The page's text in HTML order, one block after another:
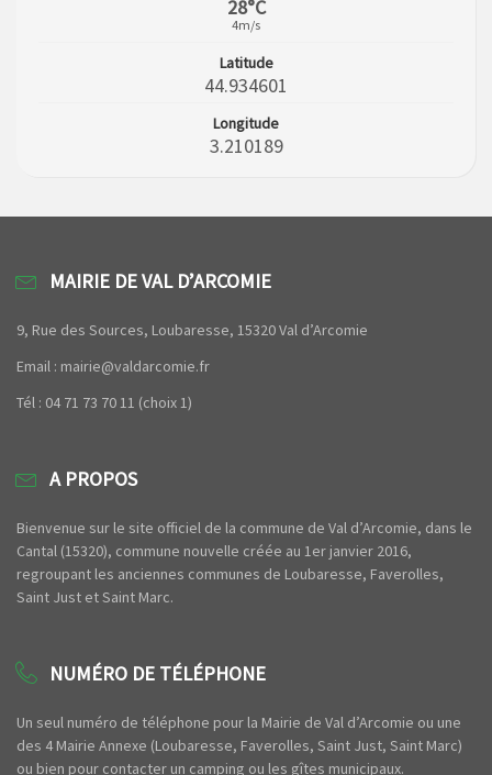
28°C
4m/s
Latitude
44.934601
Longitude
3.210189
MAIRIE DE VAL D’ARCOMIE
9, Rue des Sources, Loubaresse, 15320 Val d’Arcomie
Email : mairie@valdarcomie.fr
Tél : 04 71 73 70 11 (choix 1)
A PROPOS
Bienvenue sur le site officiel de la commune de Val d’Arcomie, dans le
Cantal (15320), commune nouvelle créée au 1er janvier 2016,
regroupant les anciennes communes de Loubaresse, Faverolles,
Saint Just et Saint Marc.
NUMÉRO DE TÉLÉPHONE
Un seul numéro de téléphone pour la Mairie de Val d’Arcomie ou une
des 4 Mairie Annexe (Loubaresse, Faverolles, Saint Just, Saint Marc)
ou bien pour contacter un camping ou les gîtes municipaux.